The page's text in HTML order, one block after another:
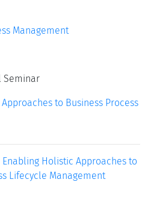
Management
Seminar
to Business Process
Enabling Holistic Approaches to
Lifecycle Management